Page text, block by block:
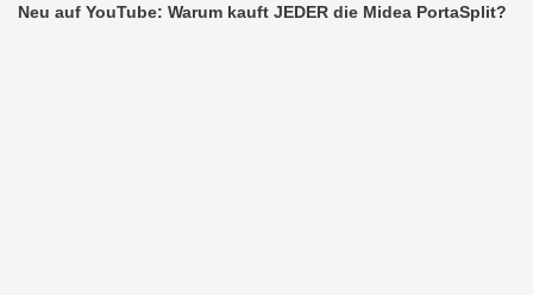
Neu auf YouTube: Warum kauft JEDER die Midea PortaSplit?